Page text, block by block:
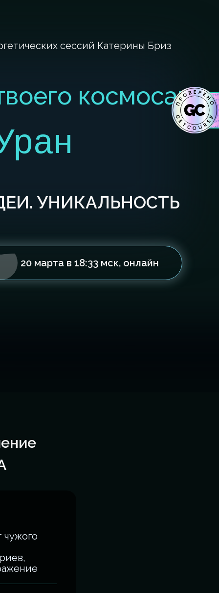
20 марта в 18:33 мск, онлайн
УНИКАЛЬНОСТЬ
космоса:
сессий Катерины Бриз
чужого